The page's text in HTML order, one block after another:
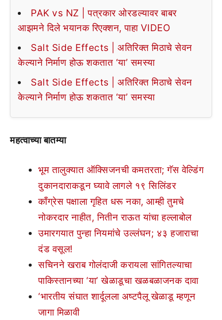
PAK vs NZ | पत्रकार ओरडल्यावर बाबर
आझमने दिले भयानक रिएक्शन, पाहा VIDEO
Salt Side Effects | अतिरिक्त मिठाचे सेवन
केल्याने निर्माण होऊ शकतात ‘या’ समस्या
Salt Side Effects | अतिरिक्त मिठाचे सेवन
केल्याने निर्माण होऊ शकतात ‘या’ समस्या
महत्वाच्या बातम्या
भूम तालुक्यात ऑक्सिजनची कमतरता; गॅस वेल्डिंग
दुकानदाराकडून घ्यावे लागले १९ सिलिंडर
काँग्रेस पक्षाला गृहित धरू नका, आम्ही तुमचे
नोकरदार नाहीत, नितीन राऊत यांचा हल्लाबोल
उमारगयात पुन्हा नियमांचे उल्लंघन; ४३ हजाराचा
दंड वसूल!
सचिनने खराब गोलंदाजी करायला सांगितल्याचा
पाकिस्तानच्या ‘या’ खेळाडूचा खळबळाजनक दावा
‘भारतीय संघात शार्दूलला अष्टपैलू खेळाडू म्हणून
जागा मिळावी